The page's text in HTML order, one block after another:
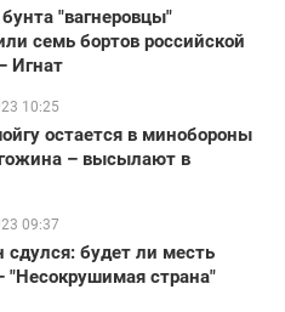
"вагнеровцы"
семь бортов российской
Игнат
10:25
остается в минобороны
– высылают в
09:37
сдулся: будет ли месть
"Несокрушимая страна"